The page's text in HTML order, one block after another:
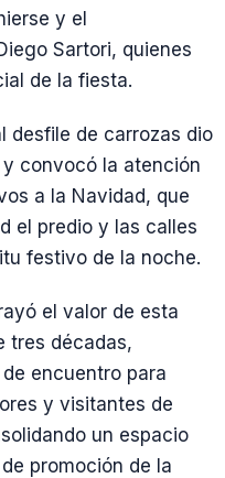
y el
Sartori, quienes
de la fiesta.
desfile de carrozas dio
convocó la atención
a la Navidad, que
el predio y las calles
festivo de la noche.
el valor de esta
tres décadas,
encuentro para
y visitantes de
un espacio
promoción de la